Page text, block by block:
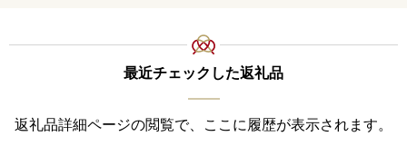
最近チェックした返礼品
返礼品詳細ページの閲覧で、ここに履歴が表示されます。